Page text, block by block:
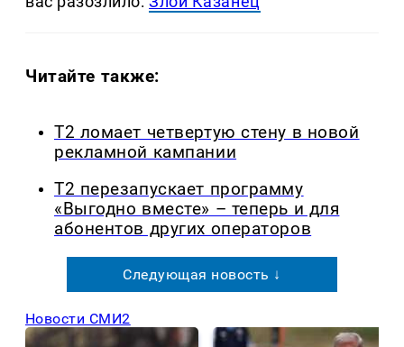
Читайте также:
Т2 ломает четвертую стену в новой
рекламной кампании
Т2 перезапускает программу
«Выгодно вместе» – теперь и для
абонентов других операторов
Следующая новость ↓
Новости СМИ2